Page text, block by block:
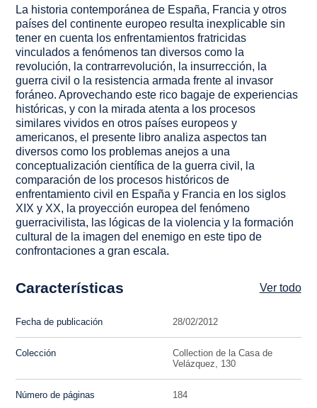
La historia contemporánea de España, Francia y otros
países del continente europeo resulta inexplicable sin
tener en cuenta los enfrentamientos fratricidas
vinculados a fenómenos tan diversos como la
revolución, la contrarrevolución, la insurrección, la
guerra civil o la resistencia armada frente al invasor
foráneo. Aprovechando este rico bagaje de experiencias
históricas, y con la mirada atenta a los procesos
similares vividos en otros países europeos y
americanos, el presente libro analiza aspectos tan
diversos como los problemas anejos a una
conceptualización científica de la guerra civil, la
comparación de los procesos históricos de
enfrentamiento civil en España y Francia en los siglos
XIX y XX, la proyección europea del fenómeno
guerracivilista, las lógicas de la violencia y la formación
cultural de la imagen del enemigo en este tipo de
confrontaciones a gran escala.
Características Ver todo
Fecha de publicación 28/02/2012
Colección
Collection de la Casa de
Velázquez, 130
Número de páginas 184